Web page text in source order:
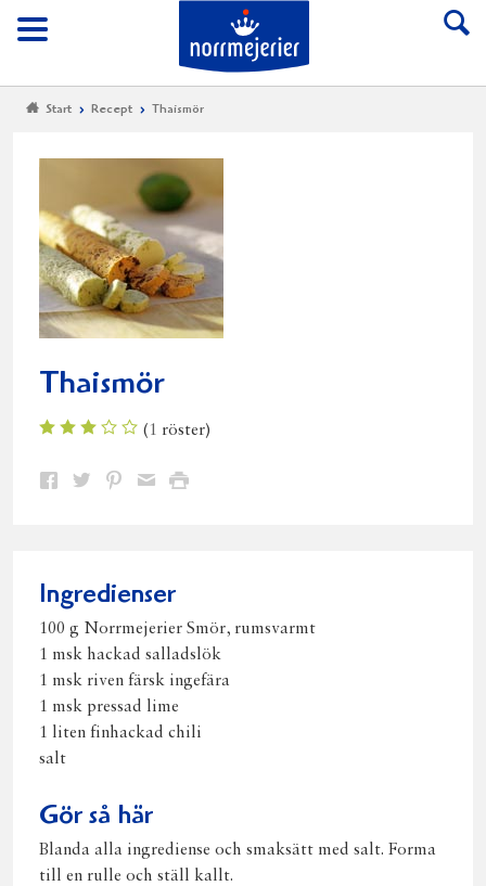
Meny
Till Norrmejerier
Start Recept Thaismör
Thaismör
(1 röster)
Dela Dela Dela DelaSkriv
Ingredienser
100 g Norrmejerier Smör, rumsvarmt
1 msk hackad salladslök
1 msk riven färsk ingefära
1 msk pressad lime
1 liten finhackad chili
salt
Gör så här
Blanda alla ingrediense och smaksätt med salt. Forma
till en rulle och ställ kallt.